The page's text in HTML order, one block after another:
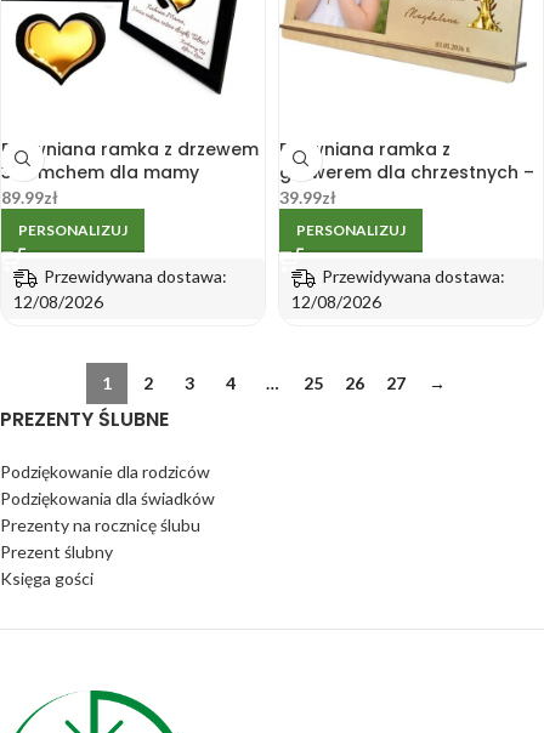
Drewniana ramka z drzewem
3D i mchem dla mamy
30x21cm
89.99zł
PERSONALIZUJ
Przewidywana dostawa:
12/08/2026
Drewniana ramka z
grawerem dla chrzestnych –
zdjęcie 10 x 15 cm na Komunię
39.99zł
PERSONALIZUJ
Przewidywana dostawa:
12/08/2026
1 2 3 4 … 25 26 27 →
PREZENTY ŚLUBNE
Podziękowanie dla rodziców
Podziękowania dla świadków
Prezenty na rocznicę ślubu
Prezent ślubny
Księga gości